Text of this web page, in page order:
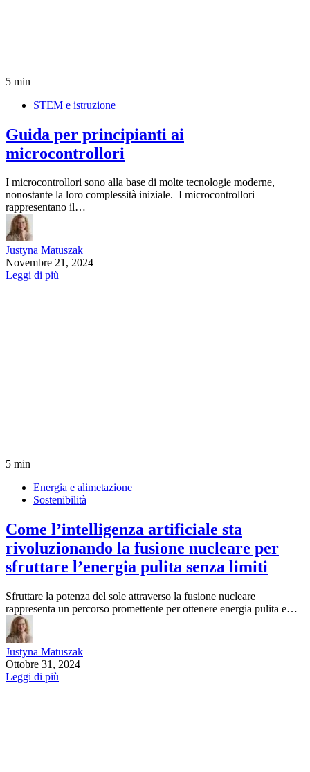
5 min
STEM e istruzione
Guida per principianti ai
microcontrollori
I microcontrollori sono alla base di molte tecnologie moderne,
nonostante la loro complessità iniziale. I microcontrollori
rappresentano il…
Justyna Matuszak
Novembre 21, 2024
Leggi di più
5 min
Energia e alimetazione
Sostenibilità
Come l’intelligenza artificiale sta
rivoluzionando la fusione nucleare per
sfruttare l’energia pulita senza limiti
Sfruttare la potenza del sole attraverso la fusione nucleare
rappresenta un percorso promettente per ottenere energia pulita e…
Justyna Matuszak
Ottobre 31, 2024
Leggi di più